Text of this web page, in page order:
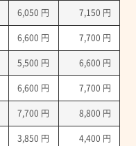
6,050 円
7,150 円
6,600 円
7,700 円
5,500 円
6,600 円
6,600 円
7,700 円
7,700 円
8,800 円
3,850 円 4,400 円